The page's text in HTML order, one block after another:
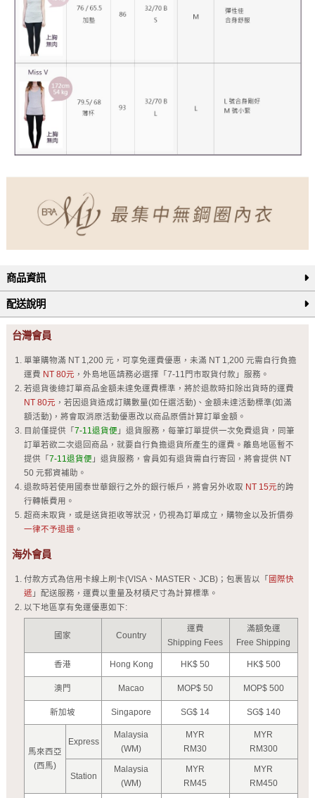
商品資訊
配送說明
台灣會員
單筆購物滿 NT 1,200 元，可享免運費優惠，未滿 NT 1,200 元需自行負擔
運費 NT 80元 ，外島地區請務必選擇「7-11門市取貨付款」服務。
若退貨後總訂單商品金額未達免運費標準，將於退款時扣除出貨時的運費
NT 80元 ，若因退貨造成訂購數量(如任選活動)、金額未達活動標準(如滿
額活動)，將會取消原活動優惠改以商品原價計算訂單金額。
目前僅提供「 7-11退貨便 」退貨服務，每筆訂單提供一次免費退貨，同筆
訂單若欲二次退回商品，就要自行負擔退貨所產生的運費。離島地區暫不
提供「 7-11退貨便 」退貨服務，會員如有退貨需自行寄回，將會提供 NT
50 元郵資補助。
退款時若使用國泰世華銀行之外的銀行帳戶，將會另外收取 NT 15元的跨
行轉帳費用。
超商未取貨，或是送貨拒收等狀況，仍視為訂單成立，購物金以及折價劵
一律不予退還 。
海外會員
付款方式為信用卡線上刷卡(VISA、MASTER、JCB)；包裹皆以「 國際快
遞 」配送服務，運費以重量及材積尺寸為計算標準。
以下地區享有免運優惠如下:
國家 Country
運費
Shipping Fees
滿額免運
Free Shipping
香港 Hong Kong HK$ 50 HK$ 500
澳門 Macao MOP$ 50 MOP$ 500
新加坡 Singapore SG$ 14 SG$ 140
馬來西亞
(西馬)
Express
Malaysia
(WM)
MYR
RM30
MYR
RM300
Station
Malaysia
(WM)
MYR
RM45
MYR
RM450